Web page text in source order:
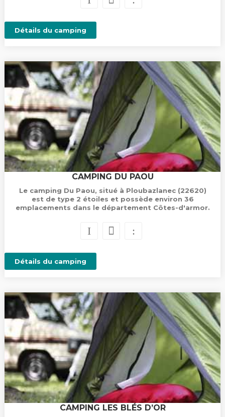
Détails du camping
CAMPING DU PAOU
Le camping Du Paou, situé à Ploubazlanec (22620)
est de type 2 étoiles et possède environ 36
emplacements dans le département Côtes-d'armor.
Détails du camping
CAMPING LES BLÉS D’OR